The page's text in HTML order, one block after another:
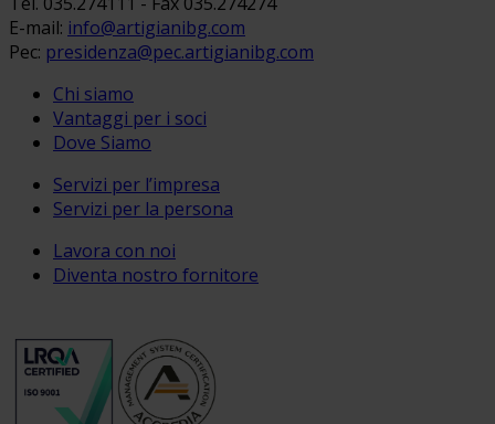
E-mail: info@artigianibg.com
Pec: presidenza@pec.artigianibg.com
Chi siamo
Vantaggi per i soci
Dove Siamo
Servizi per l’impresa
Servizi per la persona
Lavora con noi
Diventa nostro fornitore